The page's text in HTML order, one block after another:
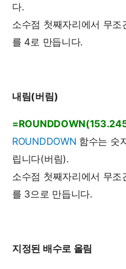
다.
소수점 첫째자리에서 무
를 4로 만듭니다.
내림(버림)
ROUNDDOWN 함수는 숫
립니다(버림).
소수점 첫째자리에서 무
를 3으로 만듭니다.
지정된 배수로 올림